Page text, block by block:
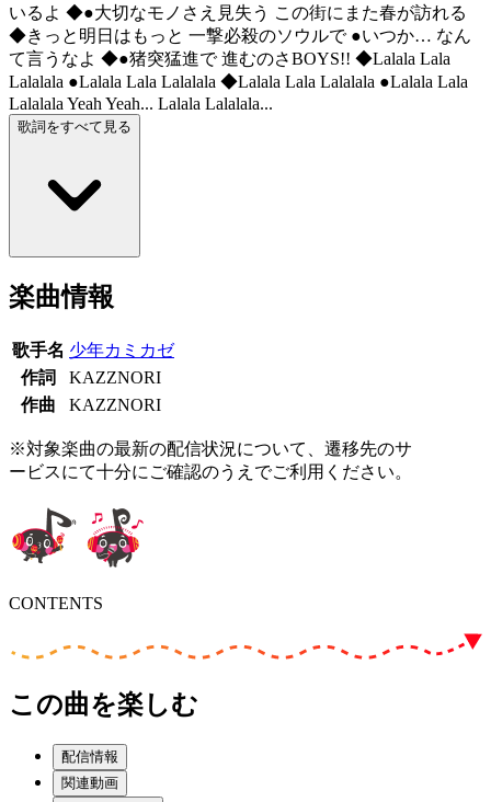
いるよ ◆●大切なモノさえ見失う この街にまた春が訪れる
◆きっと明日はもっと 一撃必殺のソウルで ●いつか… なん
て言うなよ ◆●猪突猛進で 進むのさBOYS!! ◆Lalala Lala
Lalalala ●Lalala Lala Lalalala ◆Lalala Lala Lalalala ●Lalala Lala
Lalalala Yeah Yeah... Lalala Lalalala...
歌詞をすべて見る
楽曲情報
歌手名 少年カミカゼ
作詞
KAZZNORI
作曲
KAZZNORI
※対象楽曲の最新の配信状況について、遷移先のサ
ービスにて十分にご確認のうえでご利用ください。
CONTENTS
この曲を楽しむ
配信情報
関連動画